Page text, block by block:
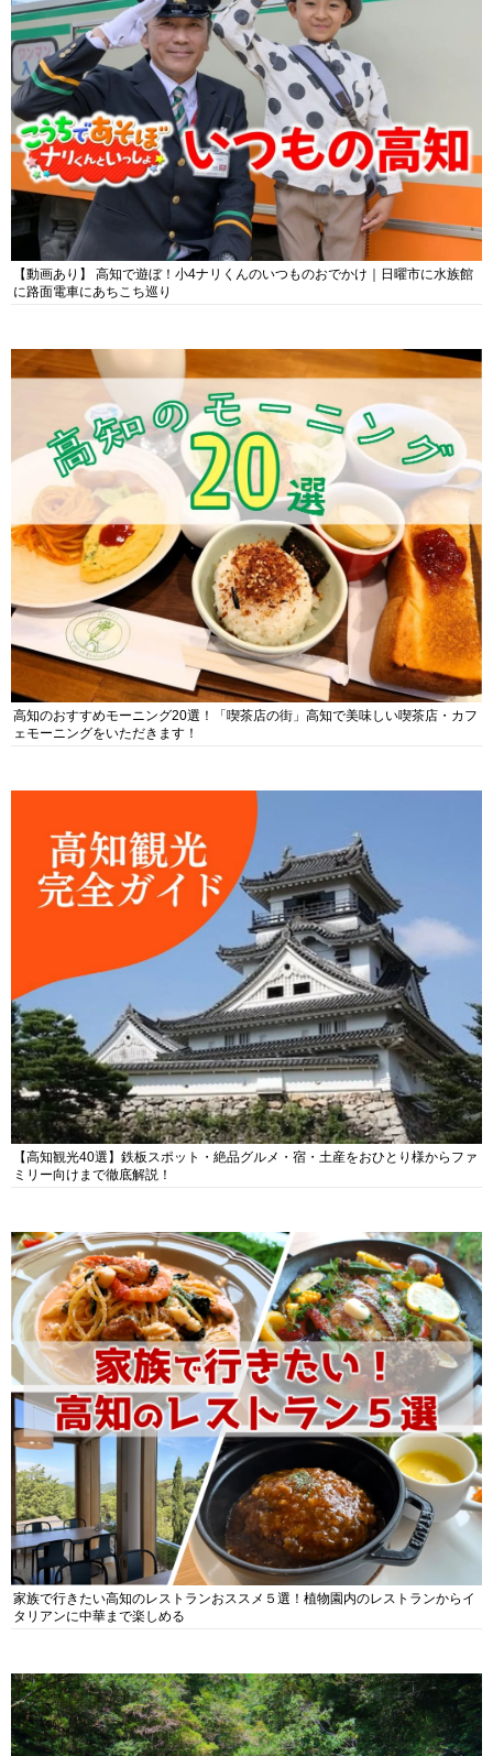
【動画あり】 高知で遊ぼ！小4ナリくんのいつものおでかけ｜日曜市に水族館
に路面電車にあちこち巡り
高知のおすすめモーニング20選！「喫茶店の街」高知で美味しい喫茶店・カフ
ェモーニングをいただきます！
【高知観光40選】鉄板スポット・絶品グルメ・宿・土産をおひとり様からファ
ミリー向けまで徹底解説！
家族で行きたい高知のレストランおススメ５選！植物園内のレストランからイ
タリアンに中華まで楽しめる